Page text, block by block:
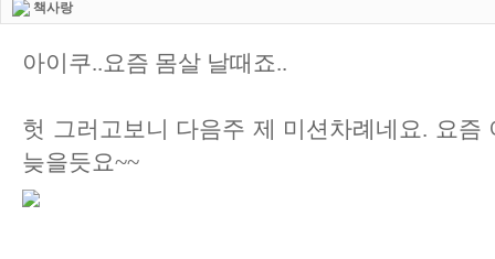
책사랑
아이쿠..요즘 몸살 날때죠..
헛 그러고보니 다음주 제 미션차례네요. 요즘
늦을듯요~~